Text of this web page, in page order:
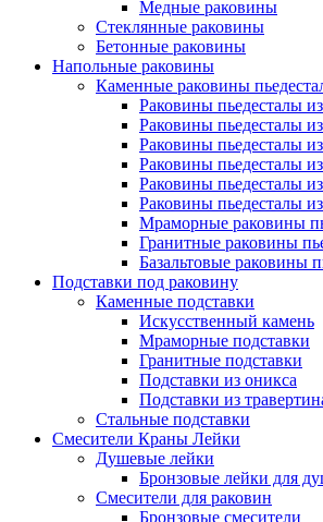
Медные раковины
Стеклянные раковины
Бетонные раковины
Напольные раковины
Каменные раковины
Раковины пьедесталы
Раковины пьедесталы
Раковины пьедесталы
Раковины пьедесталы
Раковины пьедесталы
Раковины пьедесталы
Мраморные раковины
Гранитные раковины
Базальтовые раковины
Подставки под раковину
Каменные подставки
Искусственный камень
Мраморные подставки
Гранитные подставки
Подставки из оникса
Подставки из
Стальные подставки
Смесители Краны Лейки
Душевые лейки
Бронзовые лейки для
Смесители для раковин
Бронзовые смесители